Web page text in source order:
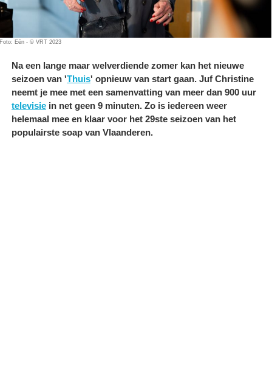
Foto: Eén - © VRT 2023
Na een lange maar welverdiende zomer kan het nieuwe
seizoen van 'Thuis' opnieuw van start gaan. Juf Christine
neemt je mee met een samenvatting van meer dan 900 uur
televisie in net geen 9 minuten. Zo is iedereen weer
helemaal mee en klaar voor het 29ste seizoen van het
populairste soap van Vlaanderen.